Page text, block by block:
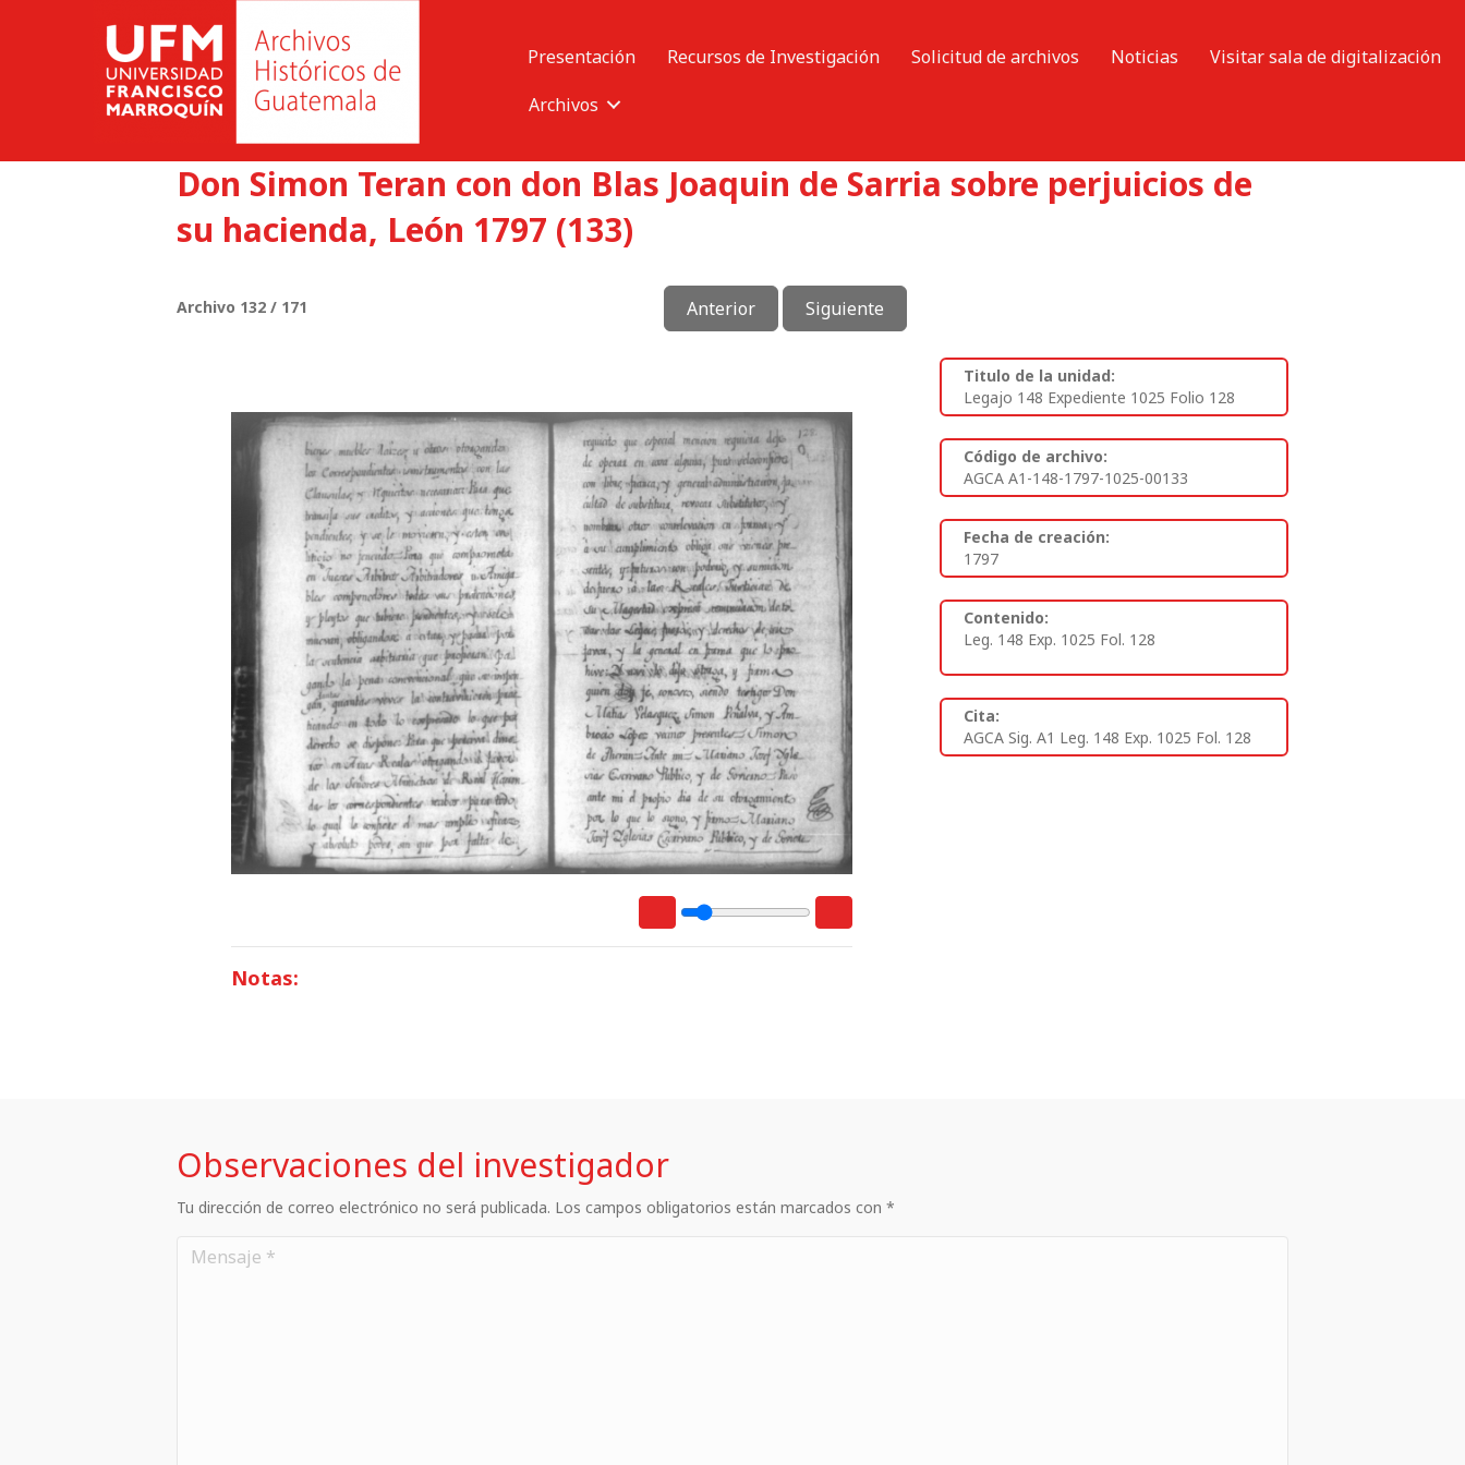
Presentación Recursos de Investigación Solicitud de archivos Noticias
Visitar sala de digitalización
Archivos
Don Simon Teran con don Blas Joaquin de Sarria sobre perjuicios de
su hacienda, León 1797 (133)
Archivo 132 / 171 Anterior Siguiente
Notas:
Titulo de la unidad:
Legajo 148 Expediente 1025 Folio 128
Código de archivo:
AGCA A1-148-1797-1025-00133
Fecha de creación:
1797
Contenido:
Leg. 148 Exp. 1025 Fol. 128
Cita:
AGCA Sig. A1 Leg. 148 Exp. 1025 Fol. 128
Observaciones del investigador
Tu dirección de correo electrónico no será publicada. Los campos obligatorios están marcados con *